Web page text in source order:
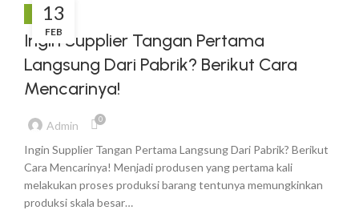
13
FEB
BLOG
Ingin Supplier Tangan Pertama
Langsung Dari Pabrik? Berikut Cara
Mencarinya!
Admin 0
Ingin Supplier Tangan Pertama Langsung Dari Pabrik? Berikut
Cara Mencarinya! Menjadi produsen yang pertama kali
melakukan proses produksi barang tentunya memungkinkan
produksi skala besar…